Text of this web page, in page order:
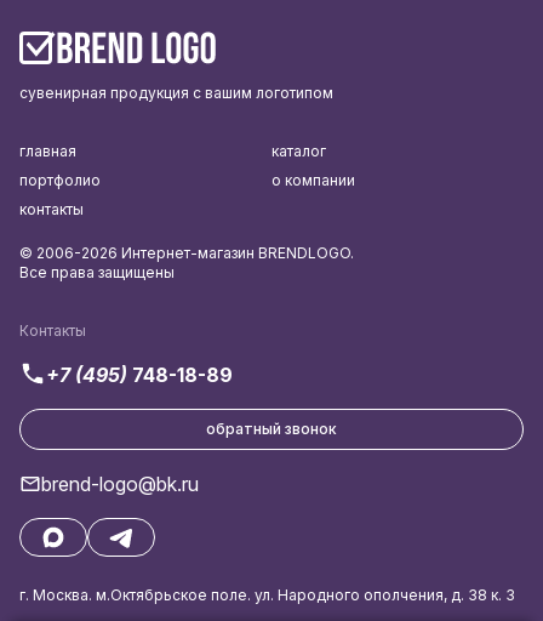
сувенирная продукция с вашим логотипом
Контакты
+7 (495) 748-18-89
обратный звонок
brend-logo@bk.ru
г. Москва. м.Октябрьское поле. ул. Народного ополчения, д. 38 к. 3
главная
каталог
портфолио
о компании
контакты
© 2006-2026 Интернет-магазин BRENDLOGO.
Все права защищены